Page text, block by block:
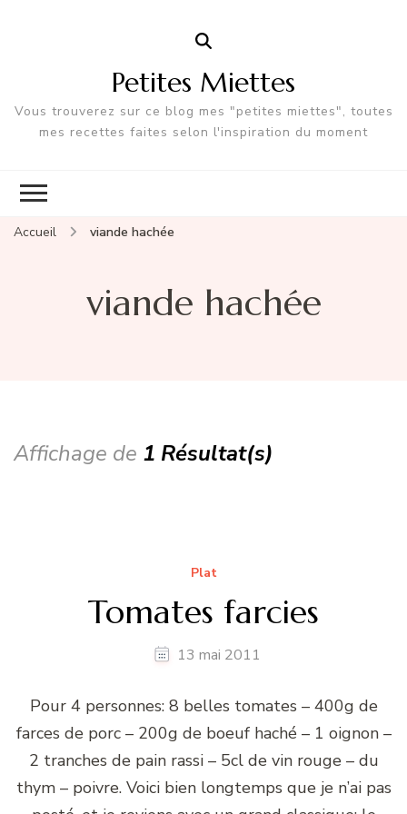
Petites Miettes
Vous trouverez sur ce blog mes "petites miettes", toutes
mes recettes faites selon l'inspiration du moment
Accueil viande hachée
viande hachée
Affichage de 1 Résultat(s)
Plat
Tomates farcies
13 mai 2011
Pour 4 personnes: 8 belles tomates – 400g de
farces de porc – 200g de boeuf haché – 1 oignon –
2 tranches de pain rassi – 5cl de vin rouge – du
thym – poivre. Voici bien longtemps que je n’ai pas